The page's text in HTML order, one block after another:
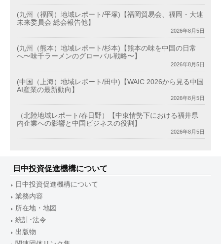
(九州（福岡）地域レポート/平塚)【福岡貿易会、福岡・大連
未来委員会 総会報告他】
2026年8月5日
(九州（熊本）地域レポート/杉本)【熊本の味を中国の日常
へ〜味千ラーメンのグローバル戦略〜】
2026年8月5日
(中国（上海）地域レポート/田中)【WAIC 2026から見る中国
AI産業の最新動向】
2026年8月5日
（北陸地域レポート/春日野）【中東情勢下における福井県
内企業への影響と中国ビジネスの役割】
2026年8月5日
日中投資促進機構について
日中投資促進機構について
業務内容
所在地・地図
統計･法令
出版物